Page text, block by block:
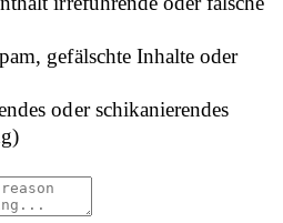
gefälschte Inhalte oder
oder schikanierendes